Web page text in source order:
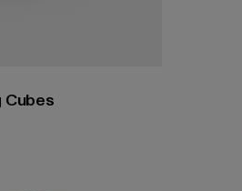
Cubes
EUR 24,99 EUR